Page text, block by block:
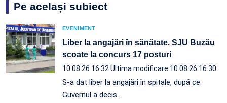
Pe același subiect
EVENIMENT
Liber la angajări în sănătate. SJU Buzău
scoate la concurs 17 posturi
10.08.26 16:32Ultima modificare 10.08.26 16:30
S-a dat liber la angajări în spitale, după ce
Guvernul a decis…